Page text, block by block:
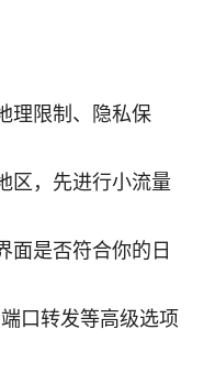
理限制、隐私保
区，先进行小流量
面是否符合你的日
口转发等高级选项